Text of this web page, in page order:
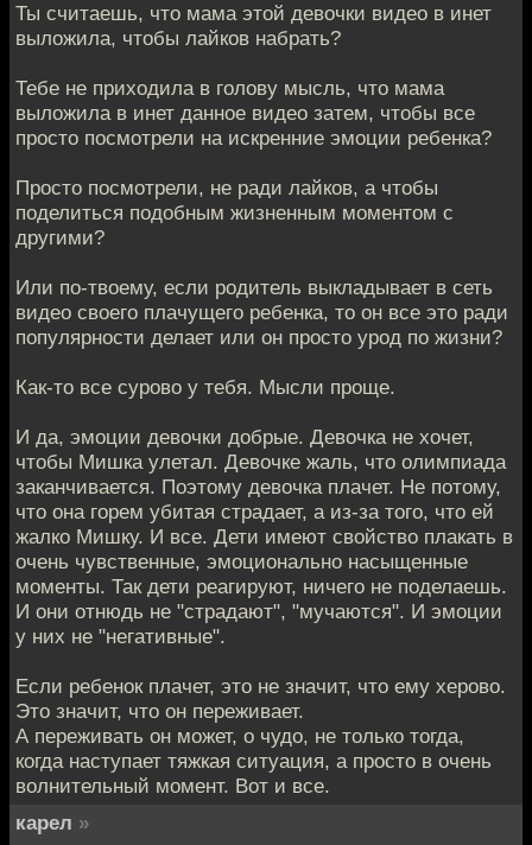
Ты считаешь, что мама этой девочки видео в инет
выложила, чтобы лайков набрать?
Тебе не приходила в голову мысль, что мама
выложила в инет данное видео затем, чтобы все
просто посмотрели на искренние эмоции ребенка?
Просто посмотрели, не ради лайков, а чтобы
поделиться подобным жизненным моментом с
другими?
Или по-твоему, если родитель выкладывает в сеть
видео своего плачущего ребенка, то он все это ради
популярности делает или он просто урод по жизни?
Как-то все сурово у тебя. Мысли проще.
И да, эмоции девочки добрые. Девочка не хочет,
чтобы Мишка улетал. Девочке жаль, что олимпиада
заканчивается. Поэтому девочка плачет. Не потому,
что она горем убитая страдает, а из-за того, что ей
жалко Мишку. И все. Дети имеют свойство плакать в
очень чувственные, эмоционально насыщенные
моменты. Так дети реагируют, ничего не поделаешь.
И они отнюдь не "страдают", "мучаются". И эмоции
у них не "негативные".
Если ребенок плачет, это не значит, что ему херово.
Это значит, что он переживает.
А переживать он может, о чудо, не только тогда,
когда наступает тяжкая ситуация, а просто в очень
волнительный момент. Вот и все.
карел »